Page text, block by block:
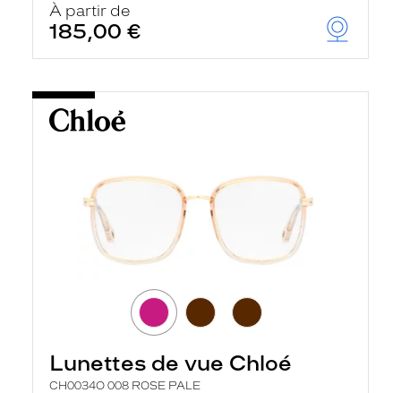
À partir de
185,00 €
Lunettes de vue Chloé
CH0034O 008 ROSE PALE